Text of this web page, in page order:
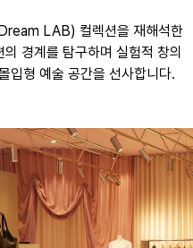
LAB) 컬렉션을 재해석한
경계를 탐구하며 실험적 창의
입형 예술 공간을 선사합니다.